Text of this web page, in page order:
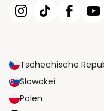
Tschechische
Slowakei
Polen